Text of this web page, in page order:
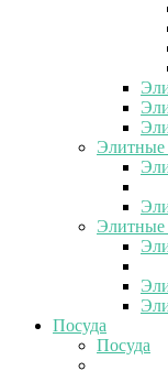
Элитные
Элитные
Посуда
Посуда